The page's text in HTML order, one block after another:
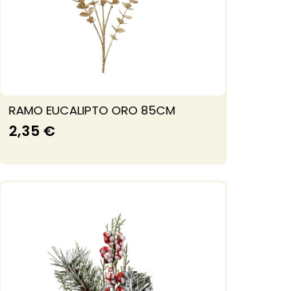
RAMO EUCALIPTO ORO 85CM
2,35 €